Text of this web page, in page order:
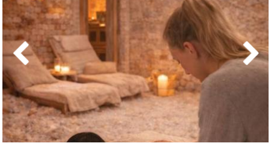
ארוחה
בריכה מחוממת
בריכה חיצונית
ג'קוזי
ג'קוזי פרטי
חדר כושר
חמאם טורקי
טיפול במים
טיפול קלאסי